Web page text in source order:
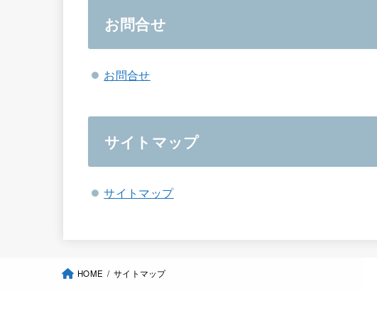
お問合せ
お問合せ
サイトマップ
サイトマップ
HOME サイトマップ